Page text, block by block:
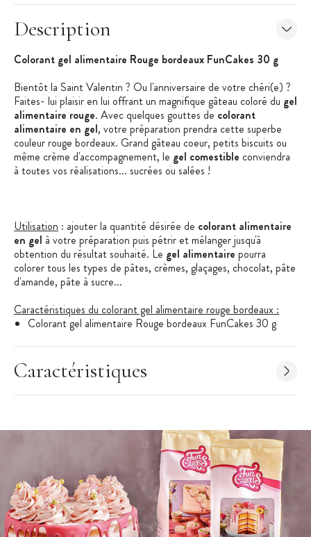
Description
Colorant gel alimentaire Rouge bordeaux FunCakes 30 g
Bientôt la Saint Valentin ? Ou l'anniversaire de votre chéri(e) ?
Faites- lui plaisir en lui offrant un magnifique gâteau coloré du gel
alimentaire rouge. Avec quelques gouttes de colorant
alimentaire en gel, votre préparation prendra cette superbe
couleur rouge bordeaux. Grand gâteau coeur, petits biscuits ou
même crème d'accompagnement, le gel comestible conviendra
à toutes vos réalisations... sucrées ou salées !
Utilisation : ajouter la quantité désirée de colorant alimentaire
en gel à votre préparation puis pétrir et mélanger jusqu'à
obtention du résultat souhaité. Le gel alimentaire pourra
colorer tous les types de pâtes, crèmes, glaçages, chocolat, pâte
d'amande, pâte à sucre...
Caractéristiques du colorant gel alimentaire rouge bordeaux :
Colorant gel alimentaire Rouge bordeaux FunCakes 30 g
Contenance : 30 g
Couleur : Rouge bordeaux
Ingrédients : glycérine, propylène glycol, colorant : E122,
émulsifiant : E551. E122 peut avoir un effet défavorable sur
Certifié Halal
Stable à la cuisson jusqu'à 200°C
Spécificité : soluble dans l'eau
Conditionnement : Tube refermable
Conservation : 15°C-20°C, conserver à l'abri de la lumière
Doses maximales d'emploi : 6,5 g/kg
Caractéristiques